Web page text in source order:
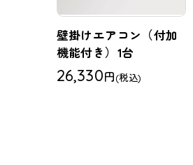
壁掛けエアコン（付加
機能付き）1台
26,330円(税込)